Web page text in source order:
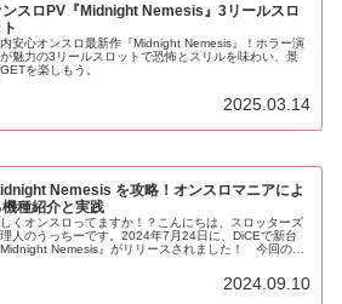
ンスロPV『Midnight Nemesis』3リールスロ
安心オンスロ最新作『Midnight Nemesis』！ホラー演
魅力の3リールスロットで恐怖とスリルを味わい、景
を楽しもう。
2025.03.14
Nemesis を攻略！オンスロマニアによ
機種紹介と実践
くオンスロってますか！？こんにちは、スロッターズ
人のうっちーです。2024年7月24日に、DiCEで新台
Midnight Nemesis』がリリースされました！ 今回の新
2024.09.10